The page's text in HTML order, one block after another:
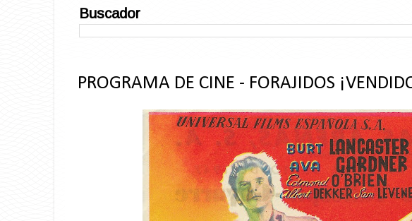
Buscador
PROGRAMA DE CINE - FORAJIDOS